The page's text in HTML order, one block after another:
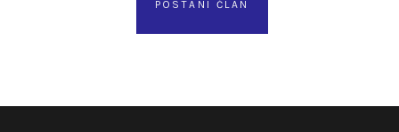
POSTANI ČLAN